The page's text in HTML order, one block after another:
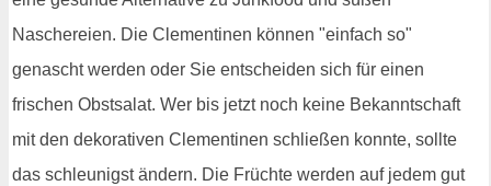
Naschereien. Die Clementinen können "einfach so"
genascht werden oder Sie entscheiden sich für einen
frischen Obstsalat. Wer bis jetzt noch keine Bekanntschaft
mit den dekorativen Clementinen schließen konnte, sollte
das schleunigst ändern. Die Früchte werden auf jedem gut